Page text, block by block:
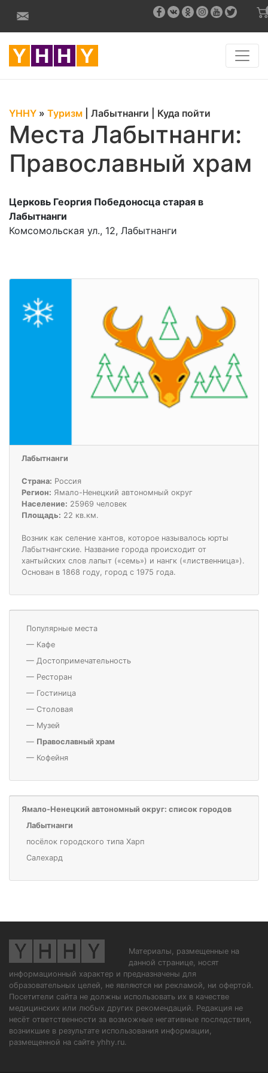
YHHY » Туризм Лабытнанги Куда пойти
Места Лабытнанги:
Православный храм
Церковь Георгия Победоносца старая в
Лабытнанги
Комсомольская ул., 12, Лабытнанги
Лабытнанги
Страна: Россия
Регион: Ямало-Ненецкий автономный округ
Население: 25969 человек
Площадь: 22 кв.км.
Возник как селение хантов, которое называлось юрты
Лабытнангские. Название города происходит от
хантыйских слов лапыт («семь») и нангк («лиственница»).
Основан в 1868 году, город с 1975 года.
Популярные места
— Кафе
— Достопримечательность
— Ресторан
— Гостиница
— Столовая
— Музей
— Православный храм
— Кофейня
Ямало-Ненецкий автономный округ: список городов
Лабытнанги
посёлок городского типа Харп
Салехард
Материалы, размещенные на
данной странице, носят
информационный характер и предназначены для
образовательных целей, не являются ни рекламой, ни офертой.
Посетители сайта не должны использовать их в качестве
медицинских или любых других рекомендаций. Редакция не
несёт ответственности за возможные негативные последствия,
возникшие в результате использования информации,
размещенной на сайте yhhy.ru.